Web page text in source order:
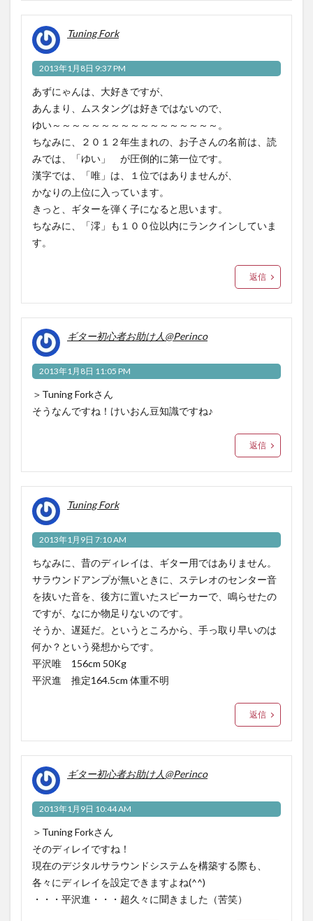
Tuning Fork
2013年1月8日 9:37 PM
あずにゃんは、大好きですが、
あんまり、ムスタングは好きではないので、
ゆい～～～～～～～～～～～～～～～～～。
ちなみに、２０１２年生まれの、お子さんの名前は、読
みでは、「ゆい」 が圧倒的に第一位です。
漢字では、「唯」は、１位ではありませんが、
かなりの上位に入っています。
きっと、ギターを弾く子になると思います。
ちなみに、「澪」も１００位以内にランクインしていま
す。
返信
ギター初心者お助け人@Perinco
2013年1月8日 11:05 PM
＞Tuning Forkさん
そうなんですね！けいおん豆知識ですね♪
返信
Tuning Fork
2013年1月9日 7:10 AM
ちなみに、昔のディレイは、ギター用ではありません。
サラウンドアンプが無いときに、ステレオのセンター音
を抜いた音を、後方に置いたスピーカーで、鳴らせたの
ですが、なにか物足りないのです。
そうか、遅延だ。というところから、手っ取り早いのは
何か？という発想からです。
平沢唯 156cm 50Kg
平沢進 推定164.5cm 体重不明
返信
ギター初心者お助け人@Perinco
2013年1月9日 10:44 AM
＞Tuning Forkさん
そのディレイですね！
現在のデジタルサラウンドシステムを構築する際も、
各々にディレイを設定できますよね(^^)
・・・平沢進・・・超久々に聞きました（苦笑）